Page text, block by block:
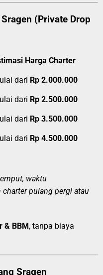
(Private Drop
Harga Charter
dari Rp 2.000.000
dari Rp 2.500.000
dari Rp 3.500.000
dari Rp 4.500.000
waktu
charter pulang pergi atau
& BBM, tanpa biaya
Sragen